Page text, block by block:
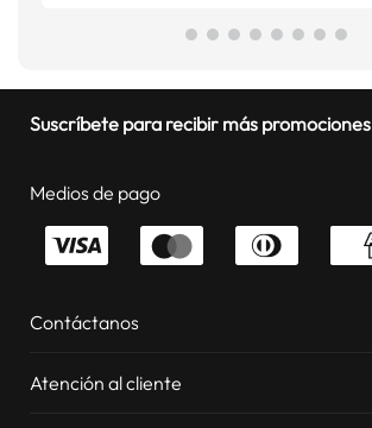
Suscríbete para recibir más promociones
Medios de pago
Contáctanos
Atención al cliente